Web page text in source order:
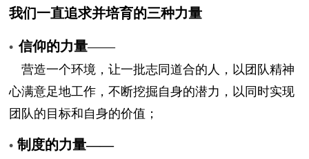
我们一直追求并培育的三种力量
• 信仰的力量——
营造一个环境，让一批志同道合的人，以团队精神
心满意足地工作，不断挖掘自身的潜力，以同时实现
团队的目标和自身的价值；
• 制度的力量——